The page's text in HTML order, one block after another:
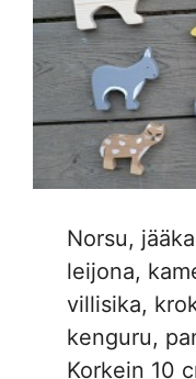
Norsu,
leijona,
villisika,
kenguru,
Korkein 10